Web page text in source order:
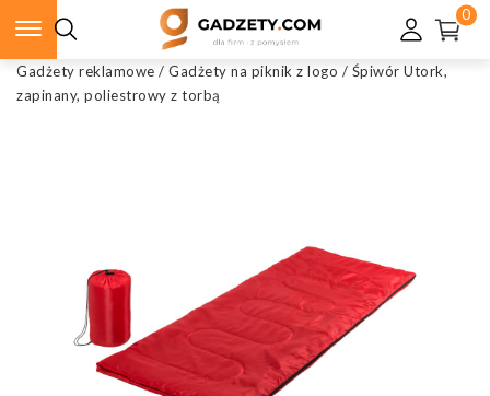
0
Gadżety reklamowe / Gadżety na piknik z logo / Śpiwór Utork,
zapinany, poliestrowy z torbą